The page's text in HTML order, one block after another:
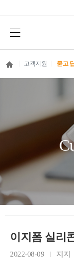
고객지원 묻고
이지폼 실리
2022-08-09 지지